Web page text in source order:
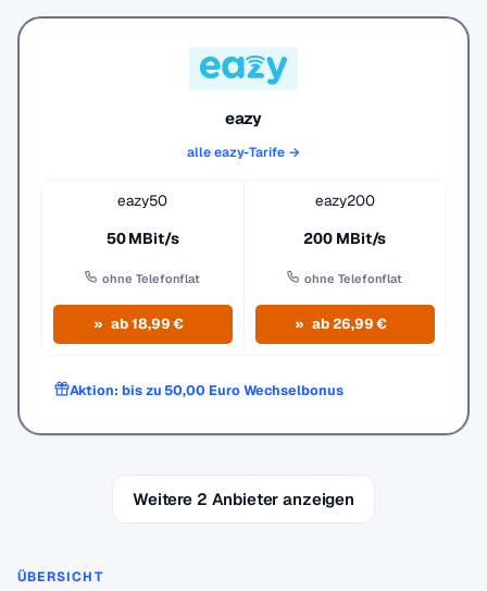
eazy
alle eazy-Tarife →
eazy50
50 MBit/s
ohne Telefonflat
ab 18,99 €
eazy200
200 MBit/s
ohne Telefonflat
ab 26,99 €
Aktion: bis zu 50,00 Euro Wechselbonus
Weitere 2 Anbieter anzeigen
ÜBERSICHT